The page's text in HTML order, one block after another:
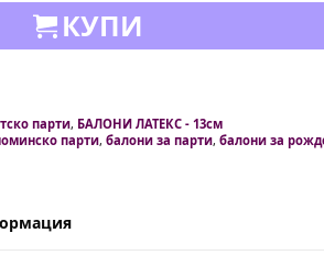
КУПИ
парти, БАЛОНИ ЛАТЕКС - 13см
парти, балони за парти, балони за